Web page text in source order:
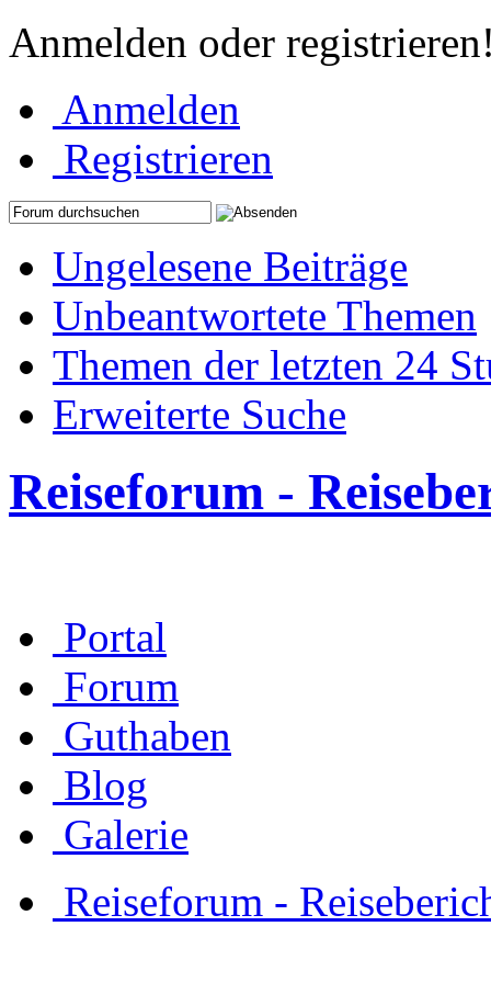
Anmelden oder
Anmelden
Registrieren
Ungelesene Beiträge
Unbeantwortete Themen
Themen der letzten 24
Erweiterte Suche
Reiseforum -
Portal
Forum
Guthaben
Blog
Galerie
Reiseforum -